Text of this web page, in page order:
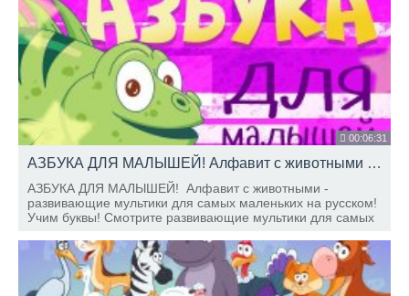
00:06:31
АЗБУКА ДЛЯ МАЛЫШЕЙ! Алфавит с животными - развивающие мультики для самых маленьких! Учим буквы
АЗБУКА ДЛЯ МАЛЫШЕЙ! Алфавит с животными -
развивающие мультики для самых маленьких на русском!
Учим буквы! Смотрите развивающие мультики для самых
алфавит с забавными животными.